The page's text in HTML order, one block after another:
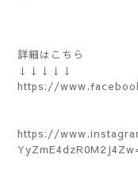
詳細はこちら
↓↓↓↓↓
https://
https://